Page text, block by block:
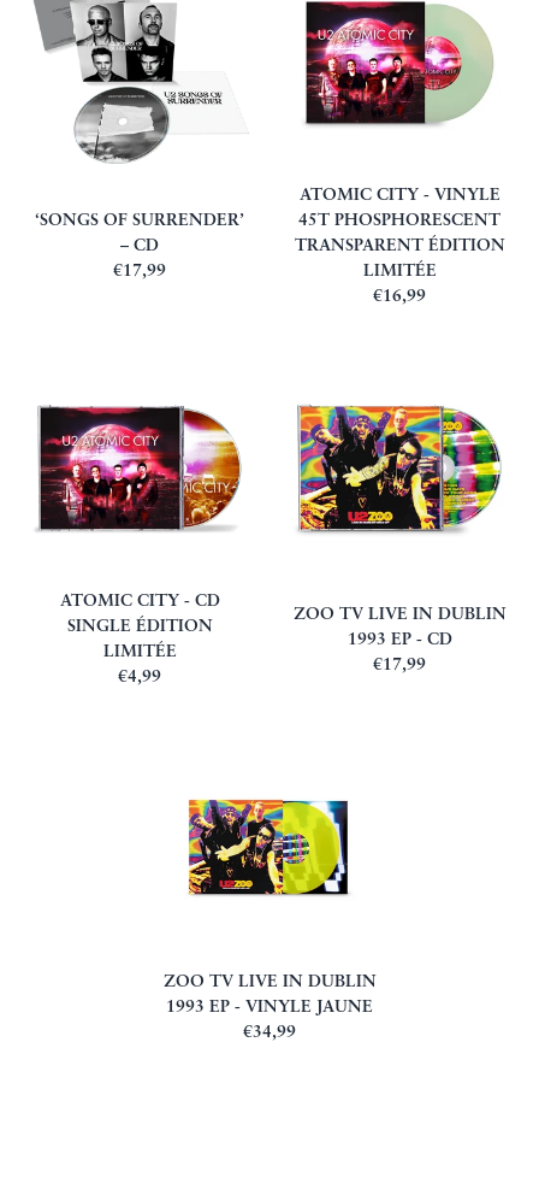
‘SONGS OF SURRENDER’
– CD
€17,99
ATOMIC CITY - VINYLE
45T PHOSPHORESCENT
TRANSPARENT ÉDITION
LIMITÉE
€16,99
ATOMIC CITY - CD
SINGLE ÉDITION
LIMITÉE
€4,99
ZOO TV LIVE IN DUBLIN
1993 EP - CD
€17,99
ZOO TV LIVE IN DUBLIN
1993 EP - VINYLE JAUNE
€34,99